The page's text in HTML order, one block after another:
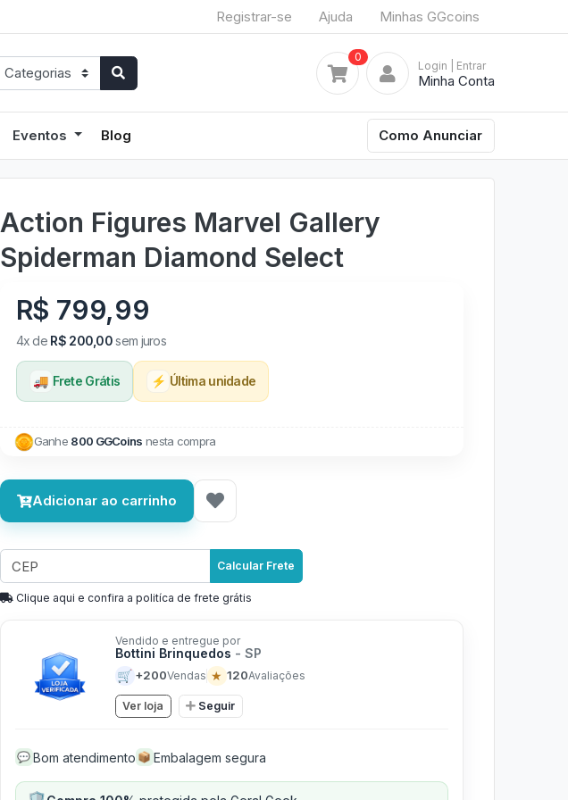
Registrar-se Ajuda Minhas GGcoins
0
Login | Entrar
Minha Conta
Eventos Blog Como Anunciar
Action Figures Marvel Gallery
Spiderman Diamond Select
R$ 799,99
4x de R$ 200,00sem juros
🚚 Frete Grátis ⚡ Última unidade
Ganhe 800 GGCoins nesta compra
Adicionar ao carrinho
Calcular Frete
Clique aqui e confira a politíca de frete grátis
Vendido e entregue por
Bottini Brinquedos - SP
🛒 +200Vendas ★ 120Avaliações
Ver loja Seguir
💬 Bom atendimento 📦 Embalagem segura